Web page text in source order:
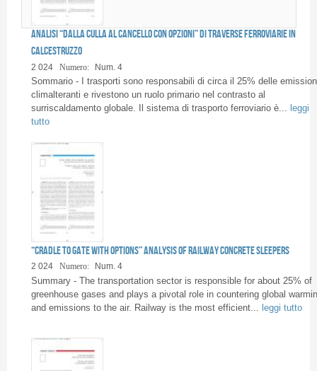
Analisi “dalla culla al cancello con opzioni” di traverse ferroviarie in
calcestruzzo
2 024 Numero: Num. 4
Sommario - I trasporti sono responsabili di circa il 25% delle
climalteranti e rivestono un ruolo primario nel contrasto al
surriscaldamento globale. Il sistema di trasporto ferroviario è...
leggi
tutto
“Cradle to gate with options” analysis of railway concrete sleepers
2 024 Numero: Num. 4
Summary - The transportation sector is responsible for about 25% of
greenhouse gases and plays a pivotal role in countering global
and emissions to the air. Railway is the most efficient... leggi tutto
Pages